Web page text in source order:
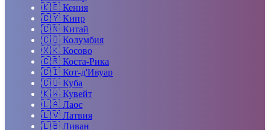
🇰🇪 Кения
🇨🇾 Кипр
🇨🇳 Китай
🇨🇴 Колумбия
🇽🇰 Косово
🇨🇷 Коста-Рика
🇨🇮 Кот-д'Ивуар
🇨🇺 Куба
🇰🇼 Кувейт
🇱🇦 Лаос
🇱🇻 Латвия
🇱🇧 Ливан